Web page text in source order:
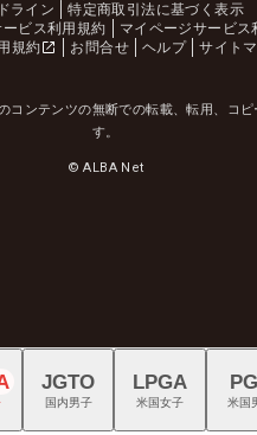
ライン
特定商取引法に基づく表示
ビス利用規約
マイページサービス
規約
お問合せ ヘルプ サイト
コンテンツの無断での転載、転用、コピ
す。
© ALBA Net
JGTO
国内男子
LPGA
米国女子 米国